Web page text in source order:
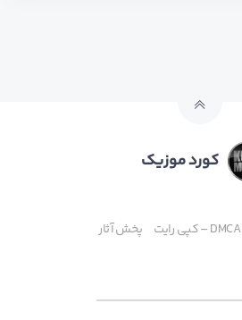
کورد موزیک
DMCA – کپی رایت پخش آثار